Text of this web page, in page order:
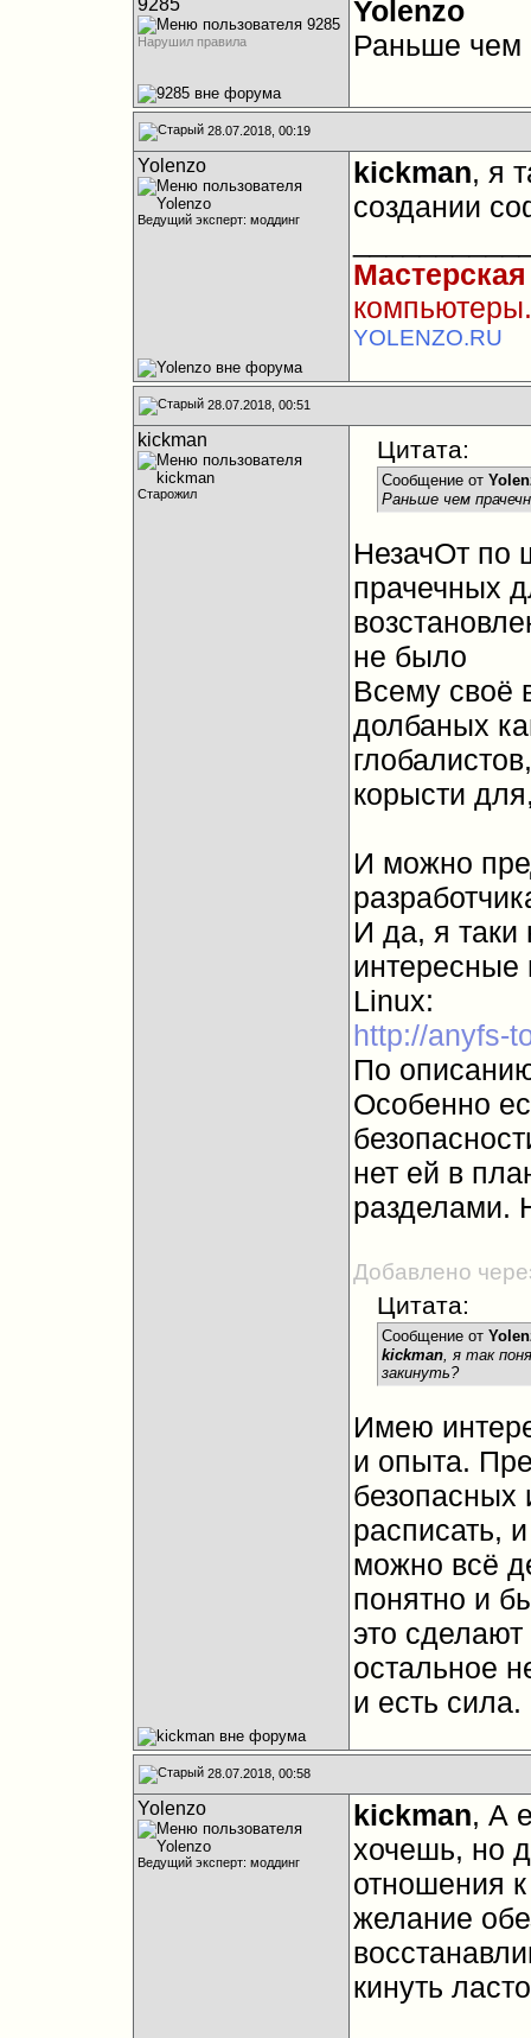
9285
Нарушил правила
Yolenzo
Раньше чем
28.07.2018, 00:19
Yolenzo
Ведущий эксперт: моддинг
kickman, я
создании
YOLENZO.RU
28.07.2018, 00:51
kickman
Старожил
Цитата:
Сообщение от
Раньше чем
НезачОт по
прачечных
не было
Всему своё
долбаных
корысти
И можно
И да, я таки
Linux:
http://anyfs-
По
Особенно
нет ей в
разделами.
Добавлено
Цитата:
Сообщение от
kickman, я так
закинуть?
Имею
и опыта.
безопасных
расписать,
можно всё
понятно и
это
остальное
и есть сила.
28.07.2018, 00:58
Yolenzo
Ведущий эксперт: моддинг
kickman, А
хочешь, но
отношения
желание
кинуть